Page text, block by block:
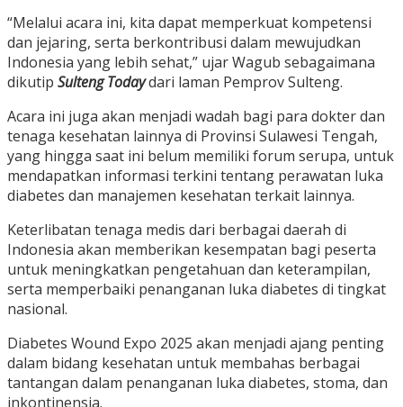
“Melalui acara ini, kita dapat memperkuat kompetensi
dan jejaring, serta berkontribusi dalam mewujudkan
Indonesia yang lebih sehat,” ujar Wagub sebagaimana
dikutip Sulteng Todaydari laman Pemprov Sulteng.
Acara ini juga akan menjadi wadah bagi para dokter dan
tenaga kesehatan lainnya di Provinsi Sulawesi Tengah,
yang hingga saat ini belum memiliki forum serupa, untuk
mendapatkan informasi terkini tentang perawatan luka
diabetes dan manajemen kesehatan terkait lainnya.
Keterlibatan tenaga medis dari berbagai daerah di
Indonesia akan memberikan kesempatan bagi peserta
untuk meningkatkan pengetahuan dan keterampilan,
serta memperbaiki penanganan luka diabetes di tingkat
nasional.
Diabetes Wound Expo 2025 akan menjadi ajang penting
dalam bidang kesehatan untuk membahas berbagai
tantangan dalam penanganan luka diabetes, stoma, dan
inkontinensia.